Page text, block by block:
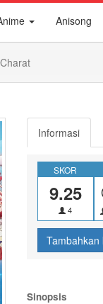
Anisong
Informasi
SKOR
9.25
4
Tambahkan
Sinopsis